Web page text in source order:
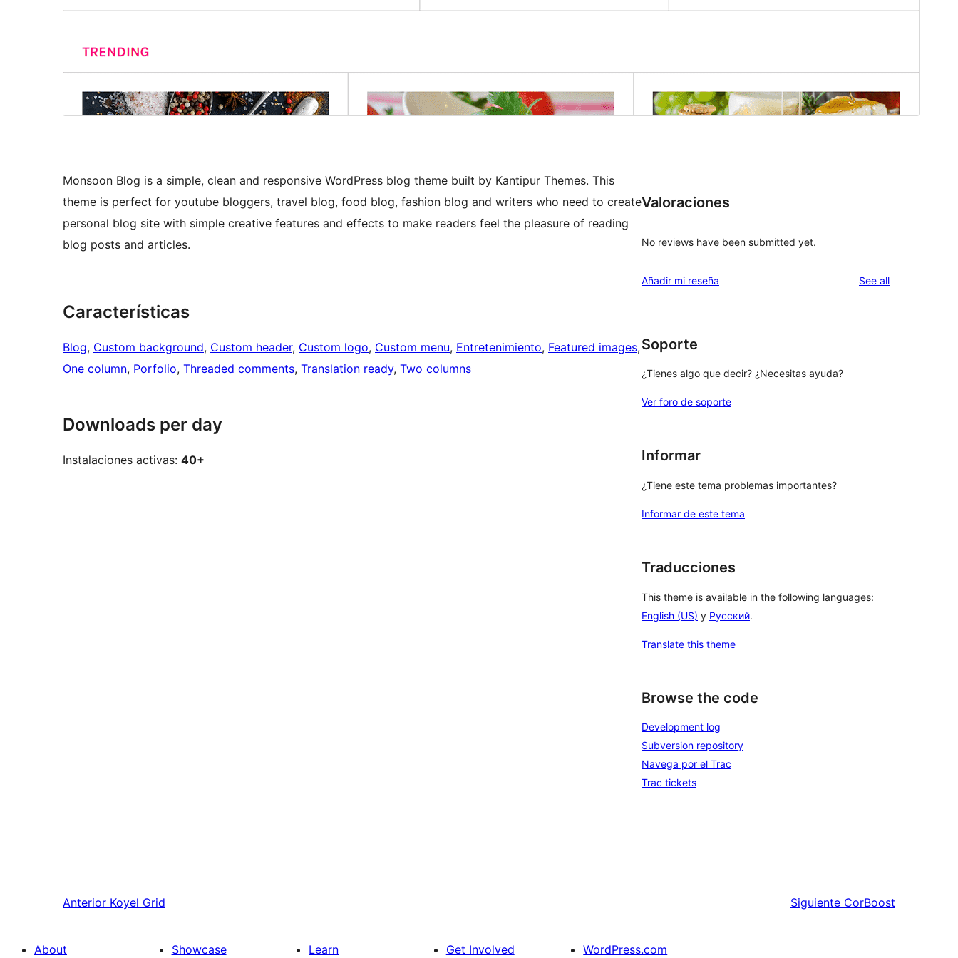
Monsoon Blog is a simple, clean and responsive WordPress blog theme built by Kantipur Themes. This
theme is perfect for youtube bloggers, travel blog, food blog, fashion blog and writers who need to create
personal blog site with simple creative features and effects to make readers feel the pleasure of reading
blog posts and articles.
Características
Blog, Custom background, Custom header, Custom logo, Custom menu, Entretenimiento, Featured images ,
One column, Porfolio, Threaded comments, Translation ready, Two columns
Downloads per day
Instalaciones activas: 40+
Valoraciones
No reviews have been submitted yet.
Añadir mi reseña See allreviews
Soporte
¿Tienes algo que decir? ¿Necesitas ayuda?
Ver foro de soporte
Informar
¿Tiene este tema problemas importantes?
Informar de este tema
Traducciones
This theme is available in the following languages:
English (US) y Русский.
Translate this theme
Browse the code
Development log
Subversion repository
Navega por el Trac
Trac tickets
Anterior Koyel Grid Siguiente CorBoost
About Showcase Learn Get Involved WordPress.com